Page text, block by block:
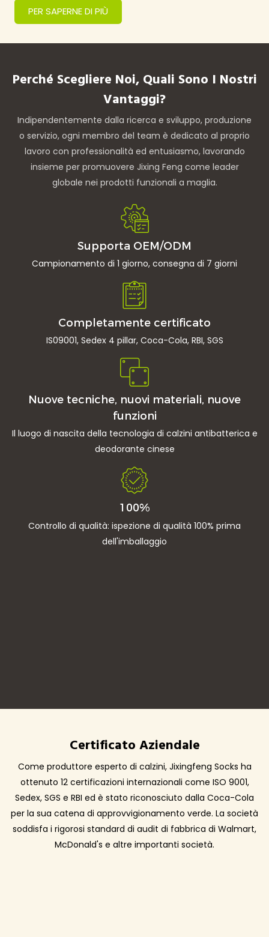
PER SAPERNE DI PIÙ
Perché Scegliere Noi, Quali Sono I Nostri
Vantaggi?
Indipendentemente dalla ricerca e sviluppo, produzione
o servizio, ogni membro del team è dedicato al proprio
lavoro con professionalità ed entusiasmo, lavorando
insieme per promuovere Jixing Feng come leader
globale nei prodotti funzionali a maglia.
Supporta OEM/ODM
Campionamento di 1 giorno, consegna di 7 giorni
Completamente certificato
IS09001, Sedex 4 pillar, Coca-Cola, RBI, SGS
Nuove tecniche, nuovi materiali, nuove
funzioni
Il luogo di nascita della tecnologia di calzini antibatterica e
deodorante cinese
100%
Controllo di qualità: ispezione di qualità 100% prima
dell'imballaggio
Certificato Aziendale
Come produttore esperto di calzini, Jixingfeng Socks ha
ottenuto 12 certificazioni internazionali come ISO 9001,
Sedex, SGS e RBI ed è stato riconosciuto dalla Coca-Cola
per la sua catena di approvvigionamento verde. La società
soddisfa i rigorosi standard di audit di fabbrica di Walmart,
McDonald's e altre importanti società.